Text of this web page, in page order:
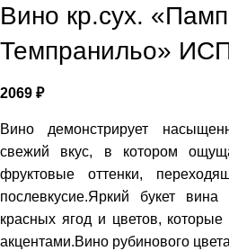
Вино кр.сух.
Темпранильо»
2069 ₽
Вино демонстрирует
свежий вкус, в котором
фруктовые оттенки,
послевкусие.Яркий букет вина
красных ягод и цветов,
акцентами.Вино рубинового